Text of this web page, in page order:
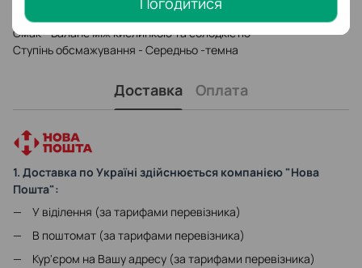
Склад - 80% Арабіка/ 20% Робуста
Смак - Баланс між кислинкою та солодкістю
Ступінь обсмажування - Середньо -темна
Доставка Оплата
1. Доставка по Україні здійснюється компанією "Нова
Пошта":
У віділення (за тарифами перевізника)
В поштомат (за тарифами перевізника)
Кур'єром на Вашу адресу (за тарифами перевізника)